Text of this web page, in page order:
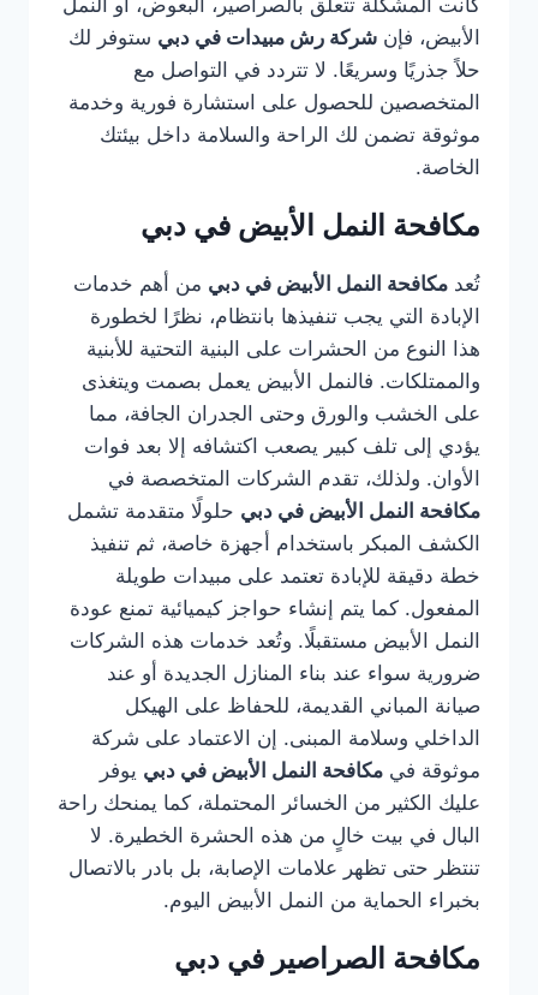
الأبيض، فإن شركة رش مبيدات في دبي ستوفر لك
حلاً جذريًا وسريعًا. لا تتردد في التواصل مع
المتخصصين للحصول على استشارة فورية وخدمة
موثوقة تضمن لك الراحة والسلامة داخل بيئتك
الخاصة.
مكافحة النمل الأبيض في دبي
تُعد مكافحة النمل الأبيض في دبي من أهم خدمات
الإبادة التي يجب تنفيذها بانتظام، نظرًا لخطورة
هذا النوع من الحشرات على البنية التحتية للأبنية
والممتلكات. فالنمل الأبيض يعمل بصمت ويتغذى
على الخشب والورق وحتى الجدران الجافة، مما
يؤدي إلى تلف كبير يصعب اكتشافه إلا بعد فوات
الأوان. ولذلك، تقدم الشركات المتخصصة في
مكافحة النمل الأبيض في دبي حلولًا متقدمة تشمل
الكشف المبكر باستخدام أجهزة خاصة، ثم تنفيذ
خطة دقيقة للإبادة تعتمد على مبيدات طويلة
المفعول. كما يتم إنشاء حواجز كيميائية تمنع عودة
النمل الأبيض مستقبلًا. وتُعد خدمات هذه الشركات
ضرورية سواء عند بناء المنازل الجديدة أو عند
صيانة المباني القديمة، للحفاظ على الهيكل
الداخلي وسلامة المبنى. إن الاعتماد على شركة
موثوقة في مكافحة النمل الأبيض في دبي يوفر
عليك الكثير من الخسائر المحتملة، كما يمنحك راحة
البال في بيت خالٍ من هذه الحشرة الخطيرة. لا
تنتظر حتى تظهر علامات الإصابة، بل بادر بالاتصال
بخبراء الحماية من النمل الأبيض اليوم.
مكافحة الصراصير في دبي